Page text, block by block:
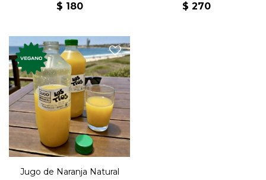
$ 180 $ 270
Jugo exprimido de naranja.
100% natural.
Jugo de Naranja Natural